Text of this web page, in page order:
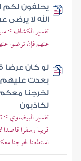
يحلفون لكم
الله لا يرضى
تفسير الكشاف >
عنهم فإن ترضوا
لو كان عرضا
بعدت عليهم
لخرجنا
لكاذبون
تفسير البيضاوي >
قريبا وسفرا
استطعنا لخرجنا